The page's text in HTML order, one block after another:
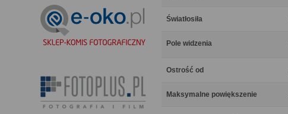
Światłosiła
Pole widzenia
Ostrość od
Maksymalne powiększenie